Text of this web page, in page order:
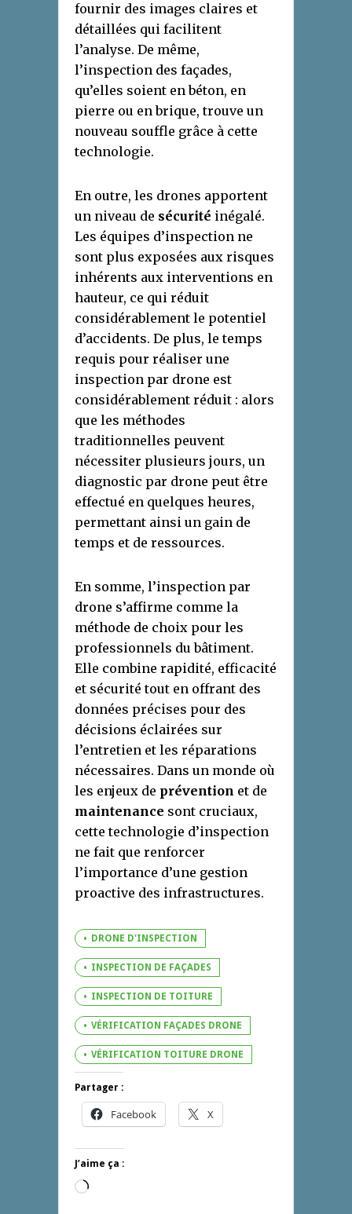
fournir des images claires et
détaillées qui facilitent
l’analyse. De même,
l’inspection des façades,
qu’elles soient en béton, en
pierre ou en brique, trouve un
nouveau souffle grâce à cette
technologie.
En outre, les drones apportent
un niveau de sécurité inégalé.
Les équipes d’inspection ne
sont plus exposées aux risques
inhérents aux interventions en
hauteur, ce qui réduit
considérablement le potentiel
d’accidents. De plus, le temps
requis pour réaliser une
inspection par drone est
considérablement réduit : alors
que les méthodes
traditionnelles peuvent
nécessiter plusieurs jours, un
diagnostic par drone peut être
effectué en quelques heures,
permettant ainsi un gain de
temps et de ressources.
En somme, l’inspection par
drone s’affirme comme la
méthode de choix pour les
professionnels du bâtiment.
Elle combine rapidité, efficacité
et sécurité tout en offrant des
données précises pour des
décisions éclairées sur
l’entretien et les réparations
nécessaires. Dans un monde où
les enjeux de prévention et de
maintenance sont cruciaux,
cette technologie d’inspection
ne fait que renforcer
l’importance d’une gestion
proactive des infrastructures.
DRONE D'INSPECTION
INSPECTION DE FAÇADES
INSPECTION DE TOITURE
VÉRIFICATION FAÇADES DRONE
VÉRIFICATION TOITURE DRONE
Partager :
Facebook X
J’aime ça :
Chargement…